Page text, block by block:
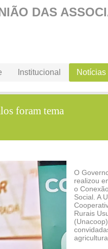
DAS
Institucional Notícias
foram tema
O
realizou
o
Social. A
Rurais